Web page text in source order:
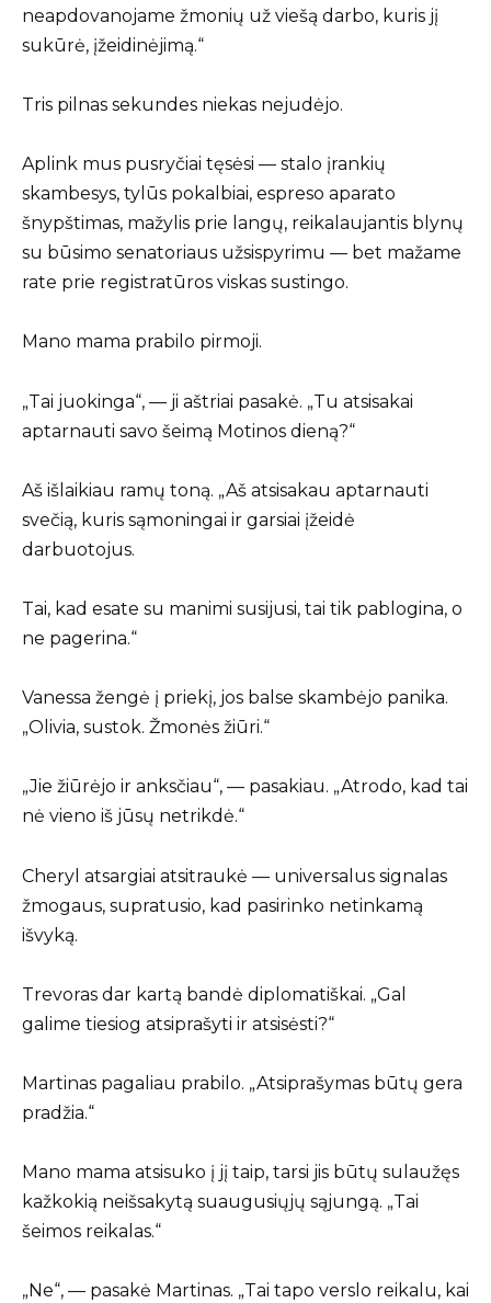
neapdovanojame žmonių už viešą darbo, kuris jį
sukūrė, įžeidinėjimą.“
Tris pilnas sekundes niekas nejudėjo.
Aplink mus pusryčiai tęsėsi — stalo įrankių
skambesys, tylūs pokalbiai, espreso aparato
šnypštimas, mažylis prie langų, reikalaujantis blynų
su būsimo senatoriaus užsispyrimu — bet mažame
rate prie registratūros viskas sustingo.
Mano mama prabilo pirmoji.
„Tai juokinga“, — ji aštriai pasakė. „Tu atsisakai
aptarnauti savo šeimą Motinos dieną?“
Aš išlaikiau ramų toną. „Aš atsisakau aptarnauti
svečią, kuris sąmoningai ir garsiai įžeidė
darbuotojus.
Tai, kad esate su manimi susijusi, tai tik pablogina, o
ne pagerina.“
Vanessa žengė į priekį, jos balse skambėjo panika.
„Olivia, sustok. Žmonės žiūri.“
„Jie žiūrėjo ir anksčiau“, — pasakiau. „Atrodo, kad tai
nė vieno iš jūsų netrikdė.“
Cheryl atsargiai atsitraukė — universalus signalas
žmogaus, supratusio, kad pasirinko netinkamą
išvyką.
Trevoras dar kartą bandė diplomatiškai. „Gal
galime tiesiog atsiprašyti ir atsisėsti?“
Martinas pagaliau prabilo. „Atsiprašymas būtų gera
pradžia.“
Mano mama atsisuko į jį taip, tarsi jis būtų sulaužęs
kažkokią neišsakytą suaugusiųjų sąjungą. „Tai
šeimos reikalas.“
„Ne“, — pasakė Martinas. „Tai tapo verslo reikalu, kai